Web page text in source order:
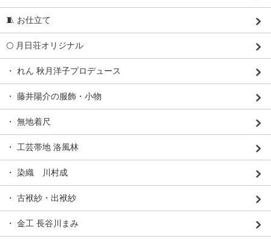
🧵 お仕立て
🌕 月日荘オリジナル
・ れん 秋月洋子プロデュース
・ 藤井陽介の服飾・小物
・ 無地着尺
・ 工芸帯地 洛風林
・ 染織 川村成
・ 古袱紗・出袱紗
・ 金工 長谷川まみ